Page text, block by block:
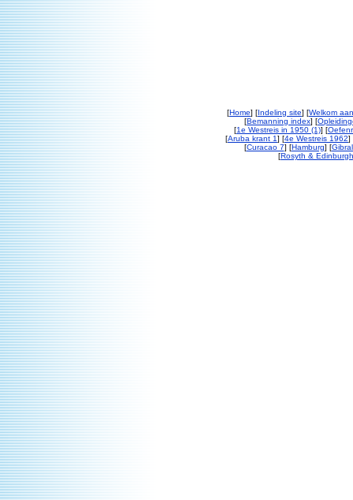
[Home] [Indeling site] [Welkom
[Bemanning index] [
[1e Westreis in 1950 (1)] [
[Aruba krant 1] [4e Westreis 1962]
[Curacao 7] [Hamburg] [
[Rosyth &